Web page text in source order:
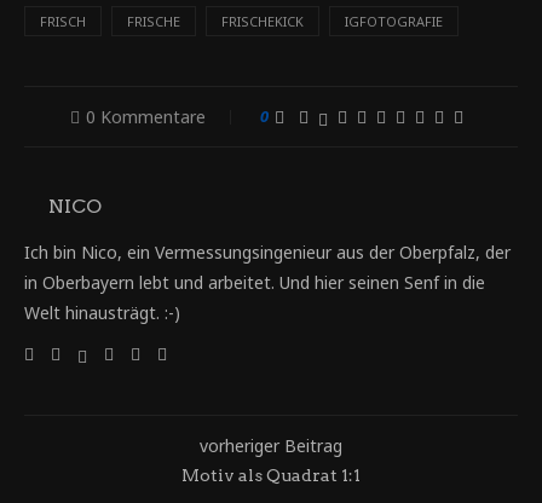
FRISCH FRISCHE FRISCHEKICK IGFOTOGRAFIE
0 Kommentare 0
NICO
Ich bin Nico, ein Vermessungsingenieur aus der Oberpfalz, der
in Oberbayern lebt und arbeitet. Und hier seinen Senf in die
Welt hinausträgt. :-)
vorheriger Beitrag
Motiv als Quadrat 1:1